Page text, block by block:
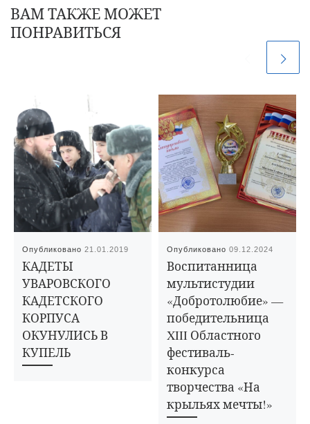
ВАМ ТАКЖЕ МОЖЕТ
ПОНРАВИТЬСЯ
Опубликовано21.01.2019
КАДЕТЫ
УВАРОВСКОГО
КАДЕТСКОГО
КОРПУСА
ОКУНУЛИСЬ В
КУПЕЛЬ
Опубликовано09.12.2024
Воспитанница
мультистудии
«Добротолюбие» —
победительница
XIII Областного
фестиваль-
конкурса
творчества «На
крыльях мечты!»